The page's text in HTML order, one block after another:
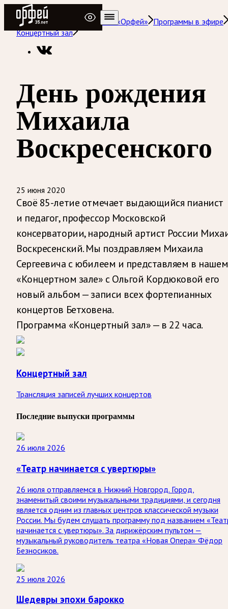
Радио Орфей
Радио классической музыки «Орфей» Программы в эфире
Концертный зал
День рождения
Михаила
Воскресенского
25 июня 2020
Своё 85-летие отмечает выдающийся пианист
и педагог, профессор Московской
консерватории, народный артист России
Воскресенский. Мы поздравляем Михаила
Сергеевича с юбилеем и представляем в нашем
«Концертном зале» с Ольгой Кордюковой его
новый альбом — записи всех фортепианных
концертов Бетховена.
Программа «Концертный зал» — в 22 часа.
Концертный зал
Трансляция записей лучших концертов
Последние выпуски программы
26 июля 2026
«Театр начинается с увертюры»
26 июля отправляемся в Нижний Новгород. Город,
знаменитый своими музыкальными традициями, и сегодня
является одним из главных центров классической музыки
России. Мы будем слушать программу под названием
начинается с увертюры». За дирижёрским пультом —
музыкальный руководитель театра «Новая Опера» Фёдор
Безносиков.
25 июля 2026
Шедевры эпохи барокко